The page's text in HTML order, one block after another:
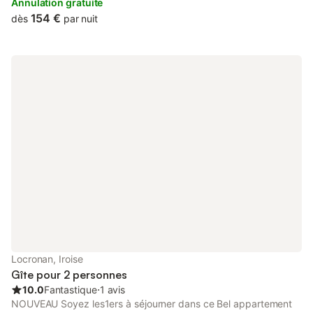
Palais des Evêques de Quimper.
Annulation gratuite
dès 154 € par nuit
Locronan, Iroise
Gîte pour 2 personnes
10.0Fantastique⋅1 avis
NOUVEAU Soyez les1ers à séjourner dans ce Bel appartement